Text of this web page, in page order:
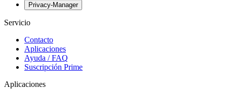
Privacy-Manager
Servicio
Contacto
Aplicaciones
Ayuda / FAQ
Suscripción Prime
Aplicaciones